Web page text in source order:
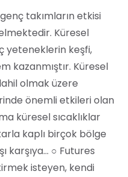
takımların etkisi
Küresel
yeteneklerin keşfi,
kazanmıştır. Küresel
olmak üzere
önemli etkileri olan
küresel sıcaklıklar
kaplı birçok bölge
karşıya… ○ Futures
isteyen, kendi